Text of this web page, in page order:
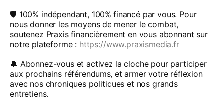
🛡️ 100% indépendant, 100% financé par vous. Pour
nous donner les moyens de mener le combat,
soutenez Praxis financièrement en vous abonnant sur
notre plateforme : https://www.praxismedia.fr
🔔 Abonnez-vous et activez la cloche pour participer
aux prochains référendums, et armer votre réflexion
avec nos chroniques politiques et nos grands
entretiens.